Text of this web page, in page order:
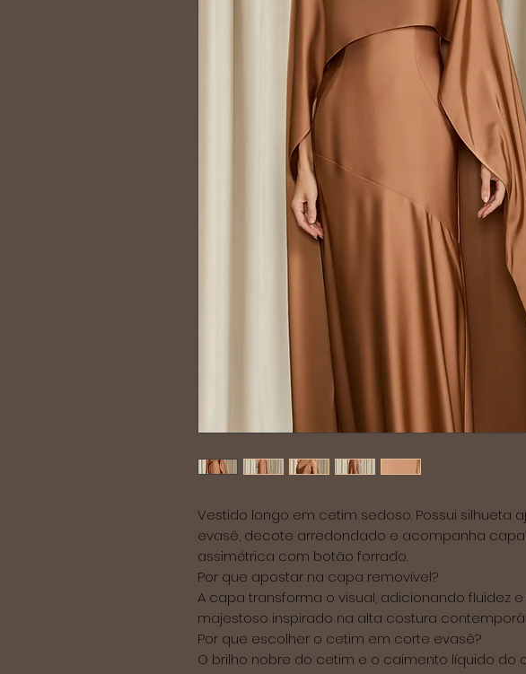
Vestido longo em cetim sedoso. Possui silhueta
evasê, decote arredondado e acompanha
assimétrica com botão forrado.
Por que apostar na capa removível?
A capa transforma o visual, adicionando fluidez
majestoso inspirado na alta costura
Por que escolher o cetim em corte evasê?
O brilho nobre do cetim e o caimento líquido do